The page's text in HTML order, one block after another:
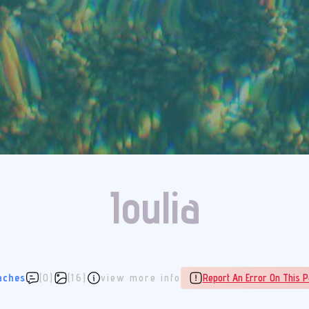
Ioulia
(0) (16) view more info Report An Error On This